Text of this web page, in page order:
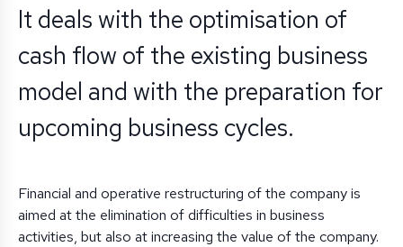
It deals with the optimisation of
cash flow of the existing business
model and with the preparation for
upcoming business cycles.
Financial and operative restructuring of the company is
aimed at the elimination of difficulties in business
activities, but also at increasing the value of the company.